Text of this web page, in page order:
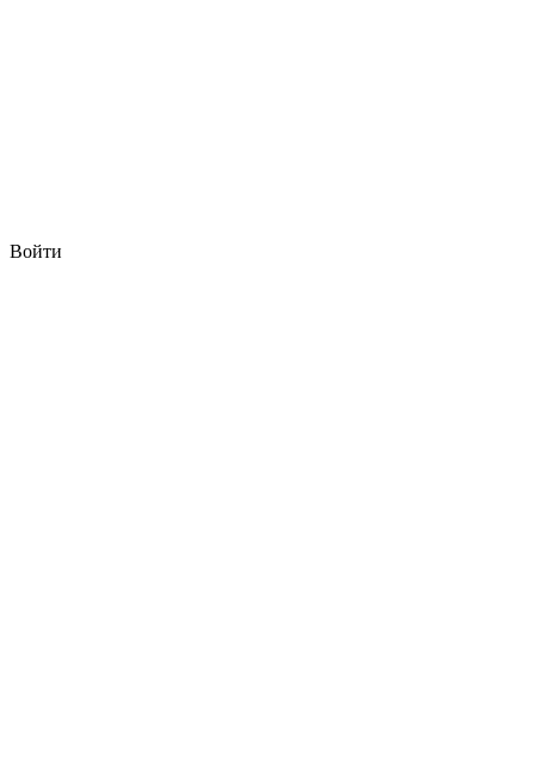
Войти